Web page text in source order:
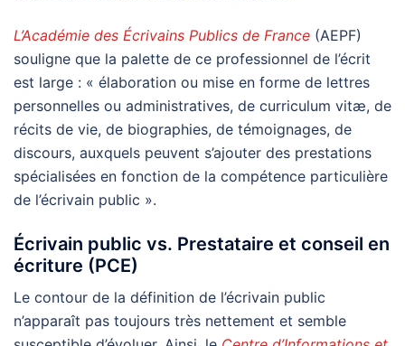
L’Académie des Écrivains Publics de France (AEPF)
souligne que la palette de ce professionnel de l’écrit
est large : « élaboration ou mise en forme de lettres
personnelles ou administratives, de curriculum vitæ, de
récits de vie, de biographies, de témoignages, de
discours, auxquels peuvent s’ajouter des prestations
spécialisées en fonction de la compétence particulière
de l’écrivain public ».
Écrivain public vs. Prestataire et conseil en
écriture (PCE)
Le contour de la définition de l’écrivain public
n’apparaît pas toujours très nettement et semble